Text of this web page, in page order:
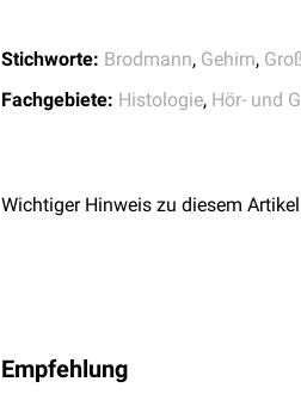
siehe auch: Hörbahn
Stichworte: Brodmann, Gehirn,
Fachgebiete: Histologie, Hör- und
Wichtiger Hinweis zu diesem Artikel
Empfehlung